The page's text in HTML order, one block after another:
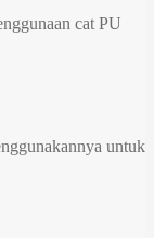
cat PU
untuk